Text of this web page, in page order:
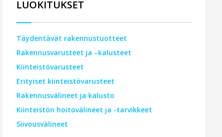
LUOKITUKSET
Täydentävät rakennustuotteet
Rakennusvarusteet ja –kalusteet
Kiinteistövarusteet
Erityiset kiinteistövarusteet
Rakennusvälineet ja kalusto
Kiinteistön hoitovälineet ja -tarvikkeet
Siivousvälineet